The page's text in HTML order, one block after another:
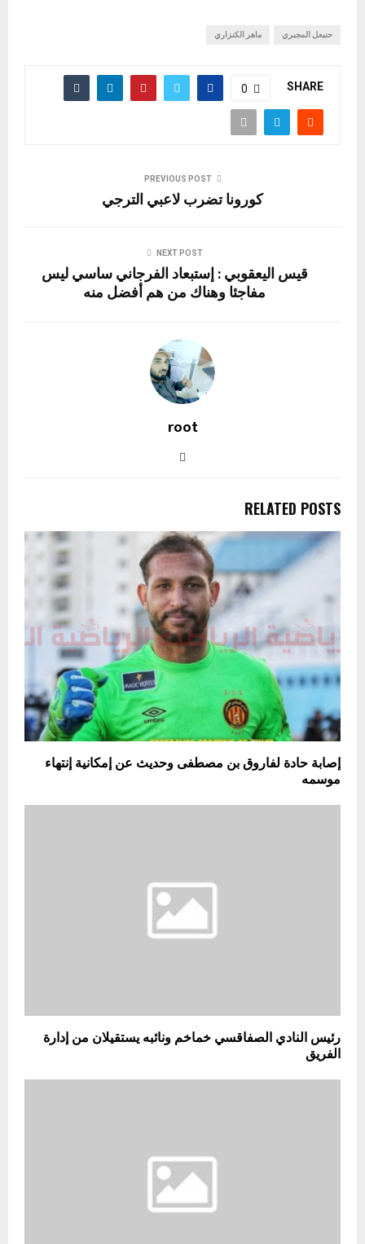
حنبعل المجبري ماهر الكنزاري
SHARE
0
PREVIOUS POST
كورونا تضرب لاعبي الترجي
NEXT POST
قيس اليعقوبي : إستبعاد الفرجاني ساسي ليس
مفاجئا وهناك من هم أفضل منه
root
RELATED POSTS
إصابة حادة لفاروق بن مصطفى وحديث عن إمكانية إنتهاء
موسمه
رئيس النادي الصفاقسي خماخم ونائبه يستقيلان من إدارة
الفريق